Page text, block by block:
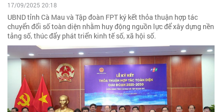
17/09/2025 20:18
UBND tỉnh Cà Mau và Tập đoàn FPT ký kết thỏa thuận hợp tác
chuyển đổi số toàn diện nhằm huy động nguồn lực để xây dựng nền
tảng số, thúc đẩy phát triển kinh tế số, xã hội số.